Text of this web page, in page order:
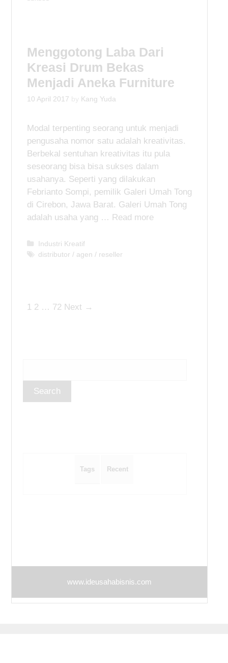
i
s
Menggotong Laba Dari
Kreasi Drum Bekas
Menjadi Aneka Furniture
10 April 2017 by Kang Yuda
Modal terpenting seorang untuk menjadi
pengusaha nomor satu adalah kreativitas.
Berbekal sentuhan kreativitas itu pula
seseorang bisa bisa sukses dalam
usahanya. Seperti yang dilakukan
Febrianto Sompi, pemilik Galeri Umah Tong
di Cirebon, Jawa Barat. Galeri Umah Tong
adalah usaha yang … Read more
C
a
r
Industri Kreatif
T
distributor / agen / reseller
P
v
1 2 … 72 Next →
Tags Recent
www.ideusahabisnis.com